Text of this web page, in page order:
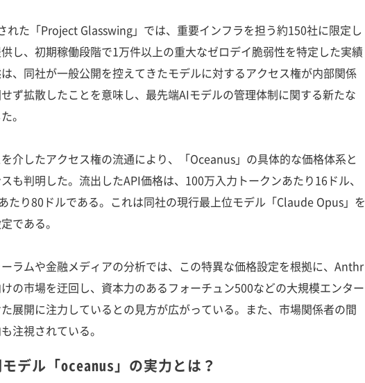
れた「Project Glasswing」では、重要インフラを担う約150社に限定し
し、初期稼働段階で1万件以上の重大なゼロデイ脆弱性を特定した実績
、同社が一般公開を控えてきたモデルに対するアクセス権が内部関係
ず拡散したことを意味し、最先端AIモデルの管理体制に関する新たな
。
介したアクセス権の流通により、「Oceanus」の具体的な価格体系と
も判明した。流出したAPI価格は、100万入力トークンあたり16ドル、
たり80ドルである。これは同社の現行最上位モデル「Claude Opus」を
である。
ラムや金融メディアの分析では、この特異な価格設定を根拠に、Anthr
の市場を迂回し、資本力のあるフォーチュン500などの大規模エンター
展開に注力しているとの見方が広がっている。また、市場関係者の間
注視されている。
デル「oceanus」の実力とは？